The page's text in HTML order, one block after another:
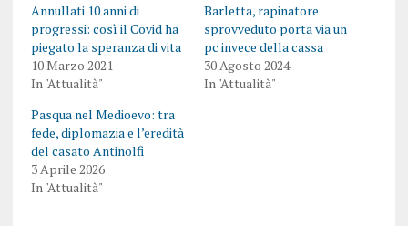
Annullati 10 anni di
progressi: così il Covid ha
piegato la speranza di vita
10 Marzo 2021
In "Attualità"
Barletta, rapinatore
sprovveduto porta via un
pc invece della cassa
30 Agosto 2024
In "Attualità"
Pasqua nel Medioevo: tra
fede, diplomazia e l’eredità
del casato Antinolfi
3 Aprile 2026
In "Attualità"